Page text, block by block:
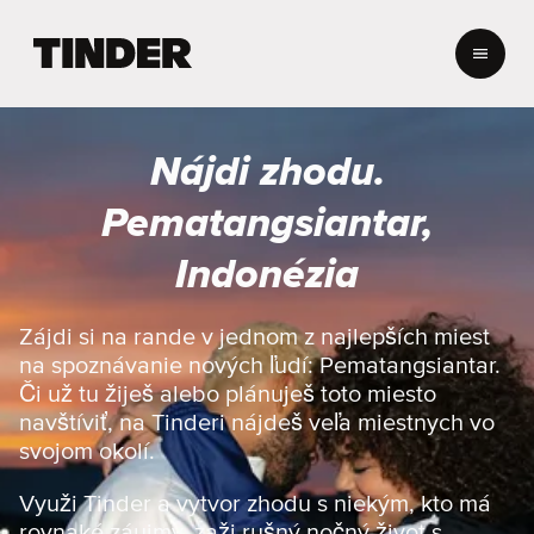
v
s
á
b
r
z
o
v
k
a
T
i
n
Nájdi zhodu.
Pematangsiantar,
Indonézia
Zájdi si na rande v jednom z najlepších miest
na spoznávanie nových ľudí: Pematangsiantar.
Či už tu žiješ alebo plánuješ toto miesto
navštíviť, na Tinderi nájdeš veľa miestnych vo
svojom okolí.
Využi Tinder a vytvor zhodu s niekým, kto má